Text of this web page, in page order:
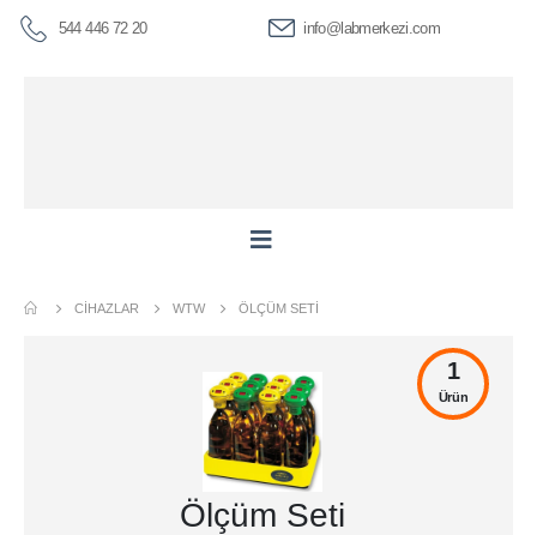
544 446 72 20 info@labmerkezi.com
CIHAZLAR WTW ÖLÇÜM SETI
Ölçüm Seti
1
Ürün